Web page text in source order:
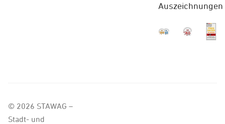
Auszeichnungen
© 2026 STAWAG –
Stadt- und